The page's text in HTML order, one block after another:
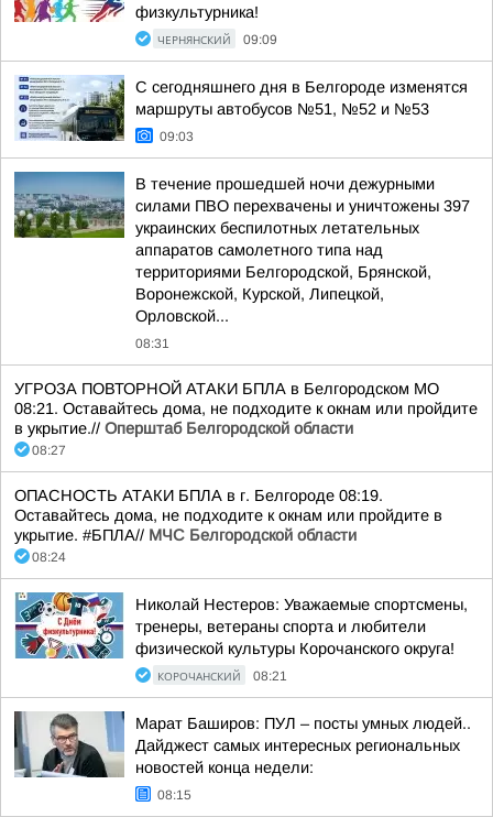
физкультурника!
ЧЕРНЯНСКИЙ 09:09
С сегодняшнего дня в Белгороде изменятся
маршруты автобусов №51, №52 и №53
09:03
В течение прошедшей ночи дежурными
силами ПВО перехвачены и уничтожены 397
украинских беспилотных летательных
аппаратов самолетного типа над
территориями Белгородской, Брянской,
Воронежской, Курской, Липецкой,
Орловской...
08:31
УГРОЗА ПОВТОРНОЙ АТАКИ БПЛА в Белгородском МО
08:21. Оставайтесь дома, не подходите к окнам или пройдите
в укрытие.// Оперштаб Белгородской области
08:27
ОПАСНОСТЬ АТАКИ БПЛА в г. Белгороде 08:19.
Оставайтесь дома, не подходите к окнам или пройдите в
укрытие. #БПЛА// МЧС Белгородской области
08:24
Николай Нестеров: Уважаемые спортсмены,
тренеры, ветераны спорта и любители
физической культуры Корочанского округа!
КОРОЧАНСКИЙ 08:21
Марат Баширов: ПУЛ – посты умных людей..
Дайджест самых интересных региональных
новостей конца недели:
08:15